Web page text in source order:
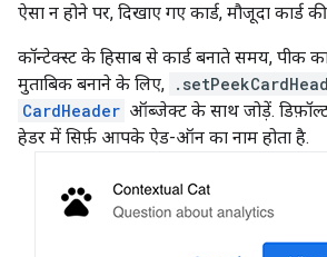
ऐसा न होने पर, दिखाए गए कार्ड, मौजूदा कार्ड
कॉन्टेक्स्ट के हिसाब से कार्ड बनाते समय, पीक
मुताबिक बनाने के लिए,
CardHeader ऑब्जेक्ट के साथ जोड़ें.
हेडर में सिर्फ़ आपके ऐड-ऑन का नाम होता है.